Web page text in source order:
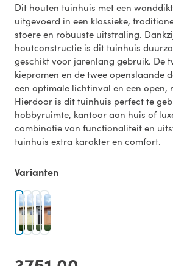
Dit houten tuinhuis met een
uitgevoerd in een klassieke,
stoere en robuuste uitstraling.
houtconstructie is dit tuinhuis
geschikt voor jarenlang gebruik. De
kiepramen en de twee openslaande
een optimale lichtinval en een open,
Hierdoor is dit tuinhuis perfect te
hobbyruimte, kantoor aan huis of
combinatie van functionaliteit en
tuinhuis extra karakter en comfort.
Varianten